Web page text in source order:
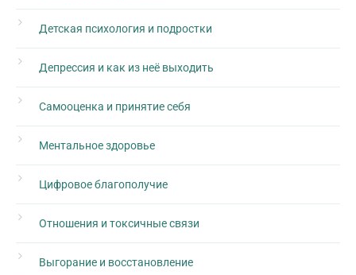
Детская психология и подростки
Депрессия и как из неё выходить
Самооценка и принятие себя
Ментальное здоровье
Цифровое благополучие
Отношения и токсичные связи
Выгорание и восстановление